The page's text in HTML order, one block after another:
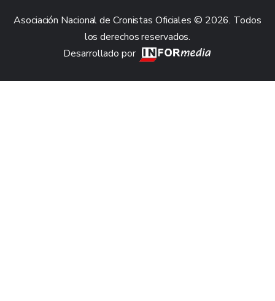
Asociación Nacional de Cronistas Oficiales © 2026. Todos
los derechos reservados.
Desarrollado por